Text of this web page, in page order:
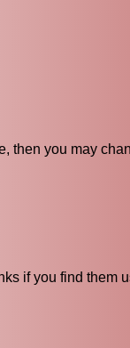
then you may
if you find them